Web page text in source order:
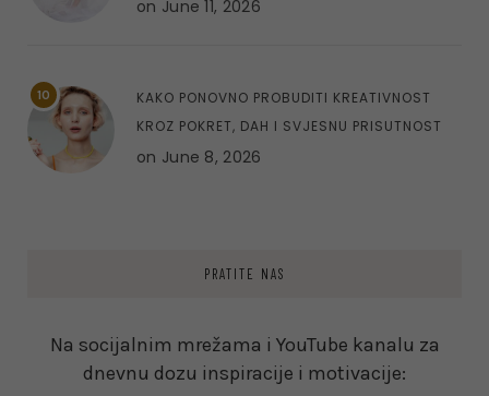
on June 11, 2026
10
KAKO PONOVNO PROBUDITI KREATIVNOST
KROZ POKRET, DAH I SVJESNU PRISUTNOST
on June 8, 2026
PRATITE NAS
Na socijalnim mrežama i YouTube kanalu za
dnevnu dozu inspiracije i motivacije: